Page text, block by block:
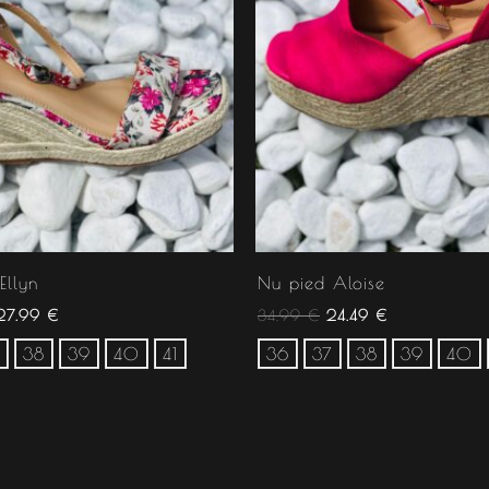
€
38 39 40 41
Nu pied Aloise
34.99€ 24.49 €
36 37 38 39 40